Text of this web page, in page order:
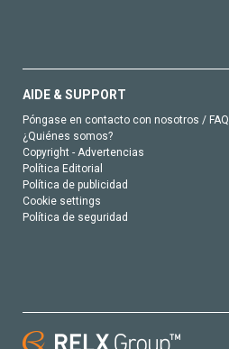
AIDE & SUPPORT
Póngase en contacto con nosotros / FAQ
¿Quiénes somos?
Copyright - Advertencias
Política Editorial
Política de publicidad
Cookie settings
Política de seguridad